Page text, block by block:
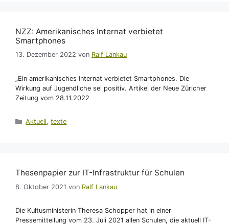
NZZ: Amerikanisches Internat verbietet
Smartphones
13. Dezember 2022 von Ralf Lankau
„Ein amerikanisches Internat verbietet Smartphones. Die
Wirkung auf Jugendliche sei positiv. Artikel der Neue Züricher
Zeitung vom 28.11.2022
Kategorien
Aktuell,texte
Thesenpapier zur IT-Infrastruktur für Schulen
8. Oktober 2021 von Ralf Lankau
Die Kultusministerin Theresa Schopper hat in einer
Pressemitteilung vom 23. Juli 2021 allen Schulen, die aktuell IT-